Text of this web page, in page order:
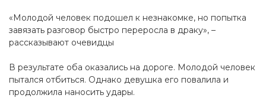
«Молодой человек подошел к незнакомке, но попытка
завязать разговор быстро переросла в драку», –
рассказывают очевидцы
В результате оба оказались на дороге. Молодой человек
пытался отбиться. Однако девушка его повалила и
продолжила наносить удары.